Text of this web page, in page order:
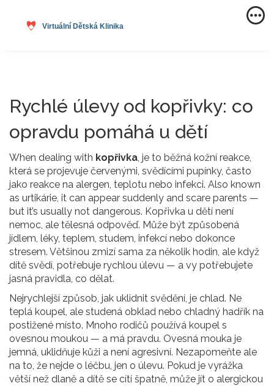
Rychlé úlevy od kopřivky: co
opravdu pomáhá u dětí
When dealing with kopřivka, je to běžná kožní reakce,
která se projevuje červenými, svědícími pupínky, často
jako reakce na alergen, teplotu nebo infekci. Also known
as urtikárie, it can appear suddenly and scare parents —
but it’s usually not dangerous. Kopřivka u dětí není
nemoc, ale tělesná odpověď. Může být způsobená
jídlem, léky, teplem, studem, infekcí nebo dokonce
stresem. Většinou zmizí sama za několik hodin, ale když
dítě svědí, potřebuje rychlou úlevu — a vy potřebujete
jasná pravidla, co dělat.
Nejrychlejší způsob, jak uklidnit svědění, je chlad. Ne
teplá koupel, ale studená obklad nebo chladný hadřík na
postižené místo. Mnoho rodičů používá koupel s
ovesnou moukou — a má pravdu. Ovesná mouka je
jemná, uklidňuje kůži a není agresivní. Nezapomeňte ale
na to, že nejde o léčbu, jen o úlevu. Pokud je vyrážka
větší než dlaně a dítě se cítí špatně, může jít o alergickou